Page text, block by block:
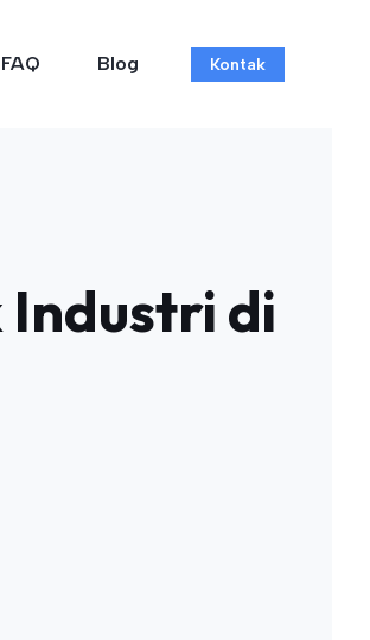
FAQ Blog Kontak
Industri di